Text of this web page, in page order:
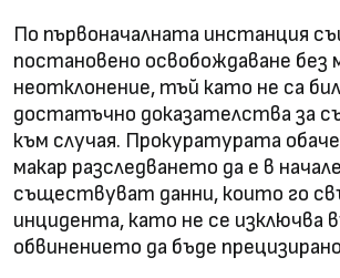
По първоначалната инстанция
постановено освобождаване без
неотклонение, тъй като не са
достатъчно доказателства за
към случая. Прокуратурата
макар разследването да е в
съществуват данни, които го
инцидента, като не се изключва
обвинението да бъде